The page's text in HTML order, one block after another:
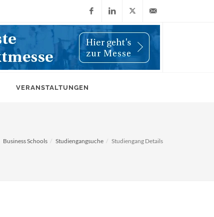
FacebookLinkedIn
X
(Twitter)
info@wiwi-
VERANSTALTUNGEN
Business Schools Studiengangsuche Studiengang Details